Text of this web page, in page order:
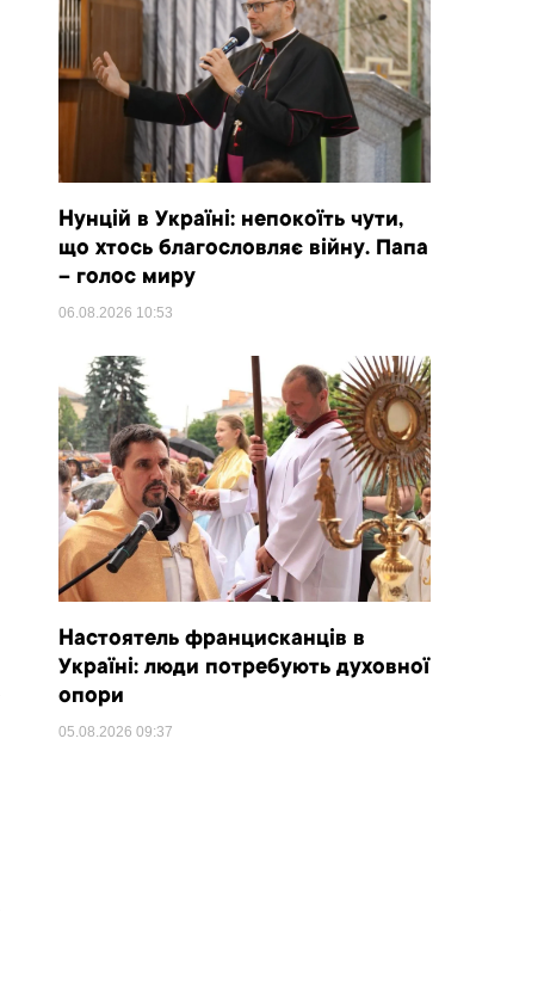
Нунцій в Україні: непокоїть чути,
що хтось благословляє війну. Папа
– голос миру
06.08.2026 10:53
Настоятель францисканців в
Україні: люди потребують духовної
опори
05.08.2026 09:37